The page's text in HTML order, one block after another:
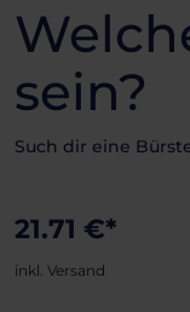
sein?
Such dir eine
21.71 €*
inkl. Versand